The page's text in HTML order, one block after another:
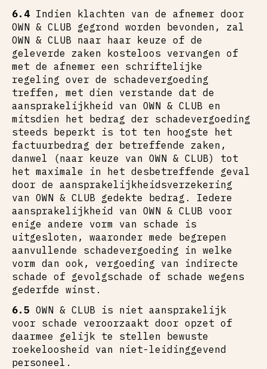
6.4 Indien klachten van de afnemer door
OWN & CLUB gegrond worden bevonden, zal
OWN & CLUB naar haar keuze of de
geleverde zaken kosteloos vervangen of
met de afnemer een schriftelijke
regeling over de schadevergoeding
treffen, met dien verstande dat de
aansprakelijkheid van OWN & CLUB en
mitsdien het bedrag der schadevergoeding
steeds beperkt is tot ten hoogste het
factuurbedrag der betreffende zaken,
danwel (naar keuze van OWN & CLUB) tot
het maximale in het desbetreffende geval
door de aansprakelijkheidsverzekering
van OWN & CLUB gedekte bedrag. Iedere
aansprakelijkheid van OWN & CLUB voor
enige andere vorm van schade is
uitgesloten, waaronder mede begrepen
aanvullende schadevergoeding in welke
vorm dan ook, vergoeding van indirecte
schade of gevolgschade of schade wegens
gederfde winst.
6.5 OWN & CLUB is niet aansprakelijk
voor schade veroorzaakt door opzet of
daarmee gelijk te stellen bewuste
roekeloosheid van niet-leidinggevend
personeel.